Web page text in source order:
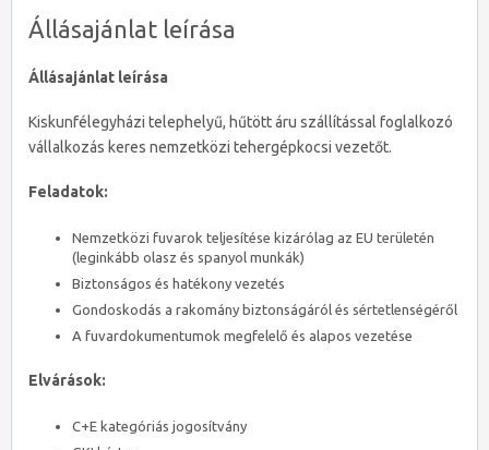
Állásajánlat leírása
Állásajánlat leírása
Kiskunfélegyházi telephelyű, hűtött áru szállítással foglalkozó
vállalkozás keres nemzetközi tehergépkocsi vezetőt.
Feladatok:
Nemzetközi fuvarok teljesítése kizárólag az EU területén
(leginkább olasz és spanyol munkák)
Biztonságos és hatékony vezetés
Gondoskodás a rakomány biztonságáról és sértetlenségéről
A fuvardokumentumok megfelelő és alapos vezetése
Elvárások:
C+E kategóriás jogosítvány